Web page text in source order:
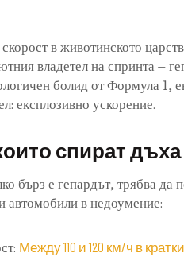
в животинското
владетел на спринта –
болид от Формула 1,
експлозивно ускорение.
спират дъха
бърз е гепардът, трябва да
автомобили в недоумение:
Между 110 и 120 км/ч в